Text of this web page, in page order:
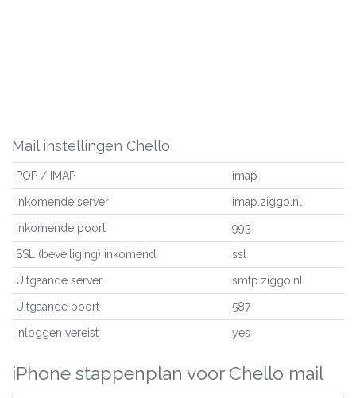
Mail instellingen Chello
POP / IMAP imap
Inkomende server imap.ziggo.nl
Inkomende poort 993
SSL (beveiliging) inkomend ssl
Uitgaande server smtp.ziggo.nl
Uitgaande poort 587
Inloggen vereist yes
iPhone stappenplan voor Chello mail